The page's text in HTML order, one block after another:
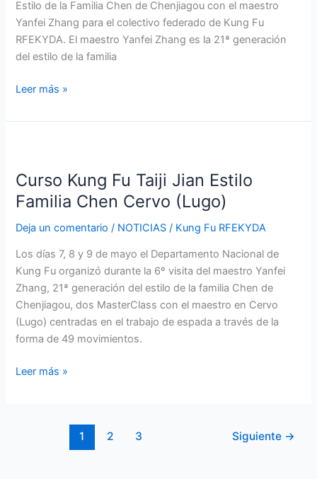
Estilo de la Familia Chen de Chenjiagou con el maestro
Yanfei Zhang para el colectivo federado de Kung Fu
RFEKYDA. El maestro Yanfei Zhang es la 21ª generación
del estilo de la familia
Campo
(Valladolid)
Leer más »
Curso Kung Fu Taiji Jian Estilo
Familia Chen Cervo (Lugo)
Deja un comentario / NOTICIAS / Kung Fu RFEKYDA
Los días 7, 8 y 9 de mayo el Departamento Nacional de
Kung Fu organizó durante la 6º visita del maestro Yanfei
Zhang, 21ª generación del estilo de la familia Chen de
Chenjiagou, dos MasterClass con el maestro en Cervo
(Lugo) centradas en el trabajo de espada a través de la
forma de 49 movimientos.
Fu
Taiji
Estilo
Familia
Chen
Cervo
(Lugo)
Leer más »
1 2 3 Siguiente →